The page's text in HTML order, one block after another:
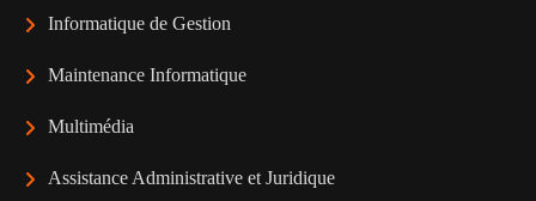
Informatique de Gestion
Maintenance Informatique
Multimédia
Assistance Administrative et Juridique